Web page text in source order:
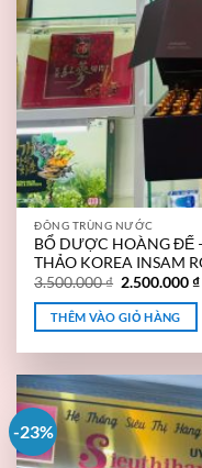
ĐÔNG TRÙNG NƯỚC
BỔ DƯỢC HOÀNG ĐẾ
THẢO KOREA INSAM
3.500.000₫ 2.500.000₫
THÊM VÀO GIỎ HÀNG
-23%